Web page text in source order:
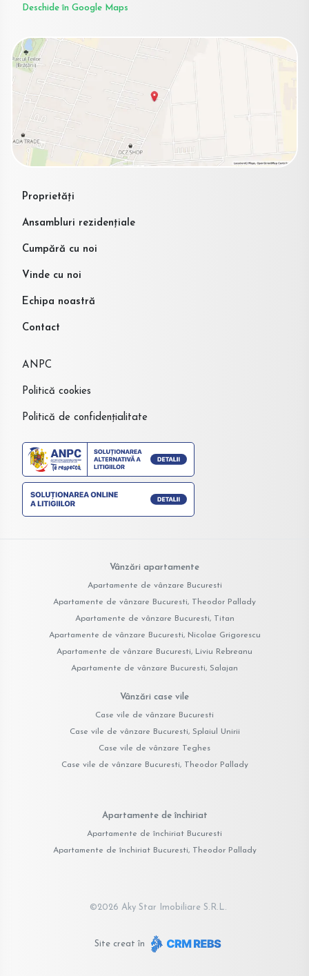
Deschide în Google Maps
Proprietăți
Ansambluri rezidențiale
Cumpără cu noi
Vinde cu noi
Echipa noastră
Contact
ANPC
Politică cookies
Politică de confidențialitate
Vânzări apartamente
Apartamente de vânzare Bucuresti
Apartamente de vânzare Bucuresti, Theodor Pallady
Apartamente de vânzare Bucuresti, Titan
Apartamente de vânzare Bucuresti, Nicolae Grigorescu
Apartamente de vânzare Bucuresti, Liviu Rebreanu
Apartamente de vânzare Bucuresti, Salajan
Vânzări case vile
Case vile de vânzare Bucuresti
Case vile de vânzare Bucuresti, Splaiul Unirii
Case vile de vânzare Teghes
Case vile de vânzare Bucuresti, Theodor Pallady
Apartamente de închiriat
Apartamente de închiriat Bucuresti
Apartamente de închiriat Bucuresti, Theodor Pallady
©2026 Aky Star Imobiliare S.R.L.
Site creat în